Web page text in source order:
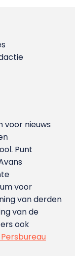
voor nieuws
Punt
voor
van derden
van de
ook